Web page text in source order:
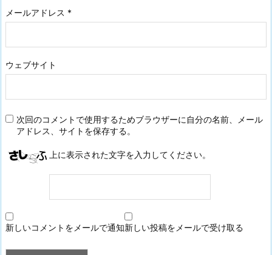
メールアドレス *
ウェブサイト
次回のコメントで使用するためブラウザーに自分の名前、メール
アドレス、サイトを保存する。
上に表示された文字を入力してください。
新しいコメントをメールで通知新しい投稿をメールで受け取る